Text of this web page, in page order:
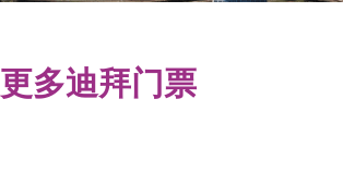
更多迪拜门票